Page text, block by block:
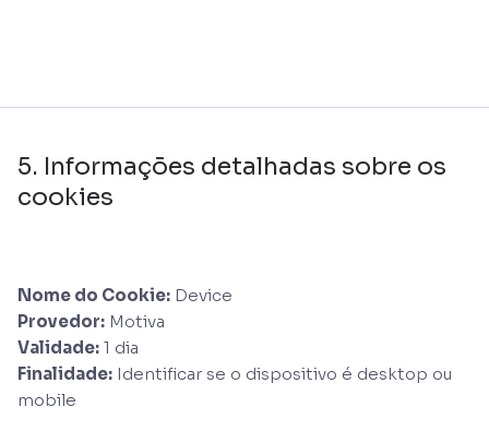
5. Informações detalhadas sobre os
cookies
Nome do Cookie: Device
Provedor: Motiva
Validade: 1 dia
Finalidade: Identificar se o dispositivo é desktop ou
mobile